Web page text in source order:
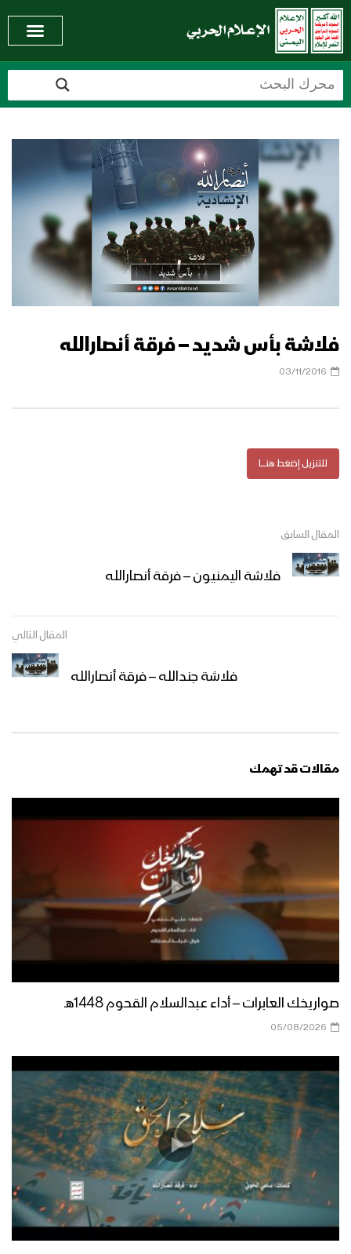
فلاشة بأس شديد – فرقة أنصارالله
03/11/2016
للتنزيل إضغط هنــــــا
المقال السابق
فلاشة اليمنيون – فرقة أنصارالله
المقال التالي
فلاشة جندالله – فرقة أنصارالله
مقالات قد تهمك
صواريخك العابرات – أداء عبدالسلام القحوم 1448هـ
05/08/2026